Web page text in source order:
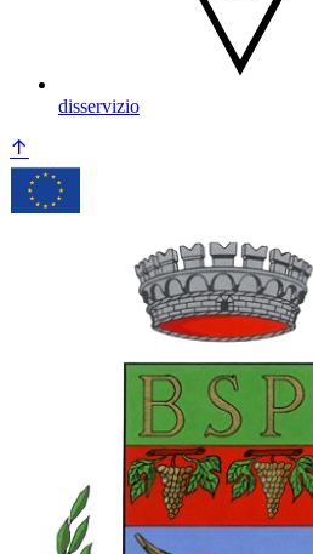
disservizio